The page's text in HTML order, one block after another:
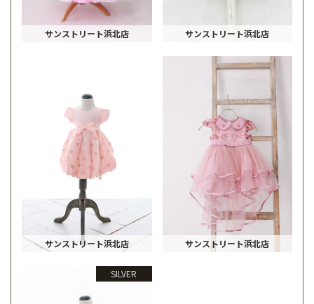
サンストリート浜北店 サンストリート浜北店
サンストリート浜北店 サンストリート浜北店
SILVER